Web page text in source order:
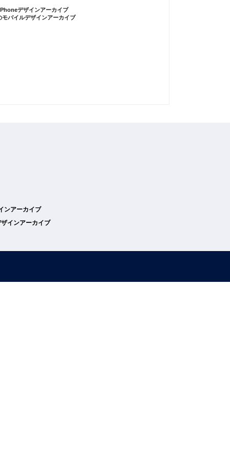
デザインアーカイブ
バイルデザインアーカイブ
ンアーカイブ
インアーカイブ